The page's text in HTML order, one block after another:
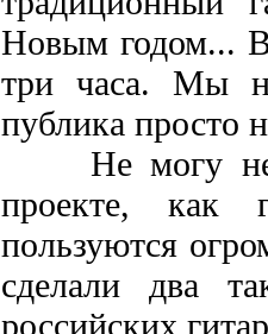
Новым годом...
три часа. Мы
публика просто
Не могу не
проекте, как
пользуются
сделали два
российских